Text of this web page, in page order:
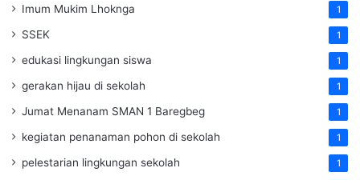
Imum Mukim Lhoknga 1
SSEK 1
edukasi lingkungan siswa 1
gerakan hijau di sekolah 1
Jumat Menanam SMAN 1 Baregbeg 1
kegiatan penanaman pohon di sekolah 1
pelestarian lingkungan sekolah 1